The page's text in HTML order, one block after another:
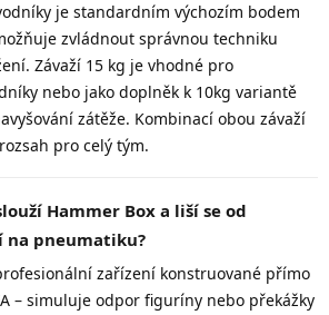
je standardním výchozím bodem
zvládnout správnou techniku
Závaží 15 kg je vhodné pro
nebo jako doplněk k 10kg variantě
zátěže. Kombinací obou závaží
pro celý tým.
Hammer Box a liší se od
pneumatiku?
zařízení konstruované přímo
– simuluje odpor figuríny nebo překážky